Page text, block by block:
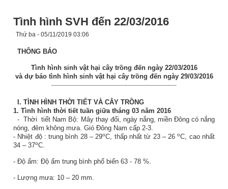
Tình hình SVH đến 22/03/2016
Thứ ba - 05/11/2019 03:06
THÔNG BÁO
Tình hình sinh vật hại cây trồng đến ngày 22/03/2016
và dự báo tình hình sinh vật hại cây trồng đến ngày 29/03/2016
I. TÌNH HÌNH THỜI TIẾT VÀ CÂY TRỒNG
1. Tình hình thời tiết tuần giữa tháng 03 năm 2016
- Thời
tiết Nam Bộ: Mây thay đổi, ngày nắng, miền Đông có nắng
nóng, đêm không mưa. Gió Đông Nam cấp 2-3.
- Nhiệt độ :trung bình 28 – 29oC, thấp nhất từ 23 – 26oC, cao nhất
34 – 37oC.
- Độ ẩm: Độ ẩm trung bình phổ biến 63 - 78 %
- Lượng mưa: 10 – 20 mm.